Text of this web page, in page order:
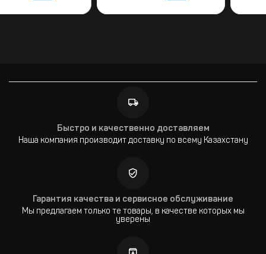
Быстро и качественно доставляем
Наша компания производит доставку по всему Казахстану
Гарантия качества и сервисное обслуживание
Мы предлагаем только те товары, в качестве которых мы
уверены